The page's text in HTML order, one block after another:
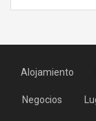
Alojamiento
Negocios